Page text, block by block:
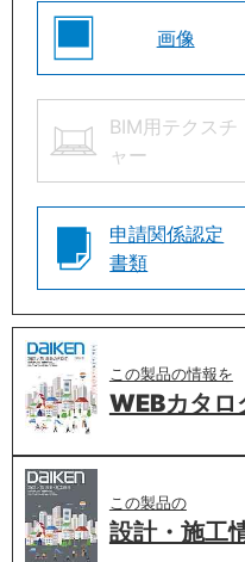
画像
BIM用テクスチ
ャー
申請関係認定
書類
この製品の情報を
WEBカタロ
この製品の
設計・施工